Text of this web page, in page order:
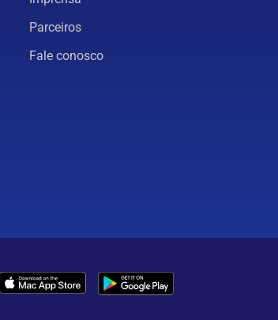
Parceiros
Fale conosco